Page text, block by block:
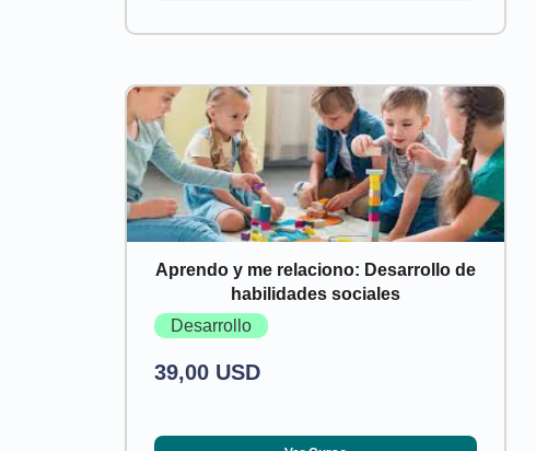
Aprendo y me relaciono: Desarrollo de
habilidades sociales
Desarrollo
39,00 USD